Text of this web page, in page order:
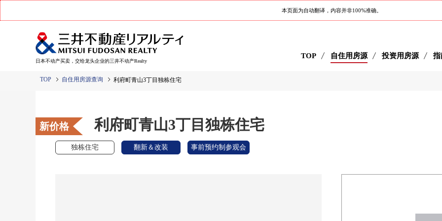
本页面为自动翻译，内容并非100%准确。
日本不动产买卖，交给龙头企业的三井不动产Realty
TOP 自住用房源 投资用房源 指
TOP 自住用房源查询 利府町青山3丁目独栋住宅
新价格 利府町青山3丁目独栋住宅
独栋住宅 翻新＆改装 事前预约制参观会